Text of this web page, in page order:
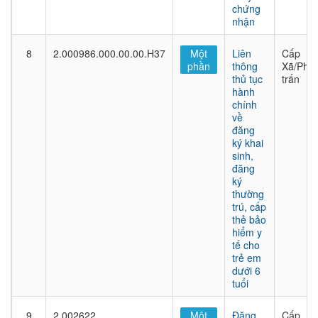
chứng
nhận
8 2.000986.000.00.00.H37
Một
phần
Liên
thông
thủ tục
hành
chính
về
đăng
ký khai
sinh,
đăng
ký
thường
trú, cấp
thẻ bảo
hiểm y
tế cho
trẻ em
dưới 6
tuổi
Cấp
Xã/
trấn
9 2.002622 Một Đăng Cấp